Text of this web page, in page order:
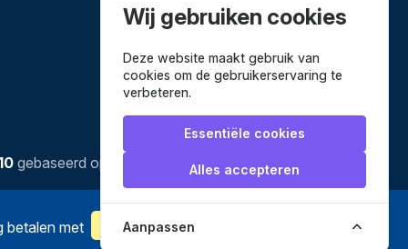
gebaseerd op reviews.
betalen met
Wij gebruiken cookies
Deze website maakt gebruik van
cookies om de gebruikerservaring te
verbeteren.
Essentiële cookies
Alles accepteren
Aanpassen